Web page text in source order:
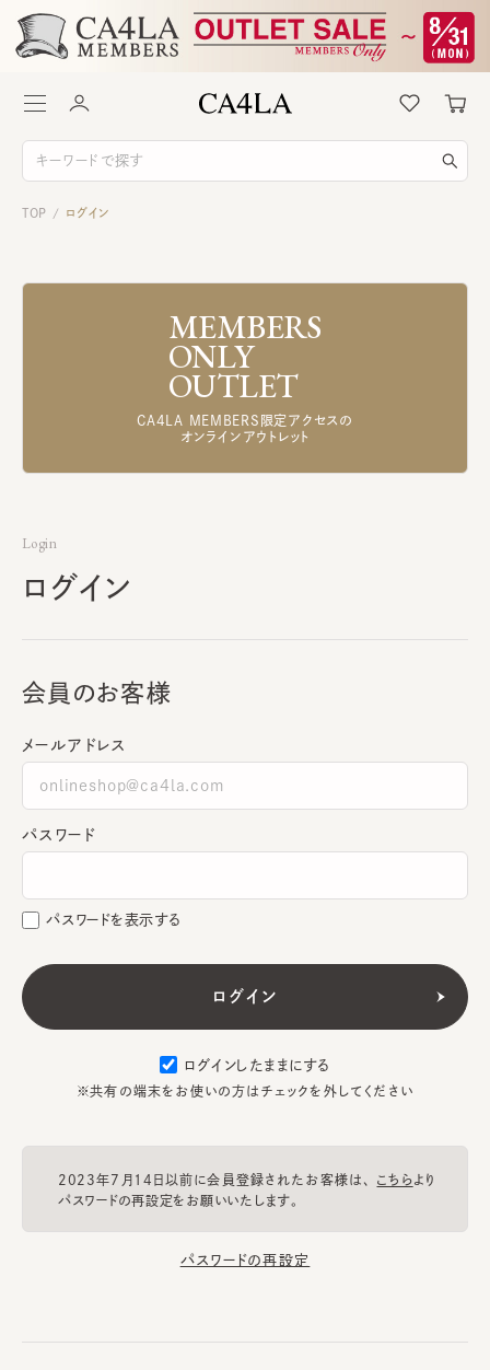
TOP / ログイン
MEMBERS
ONLY
OUTLET
CA4LA MEMBERS限定アクセスの
オンラインアウトレット
Login
ログイン
会員のお客様
メールアドレス
パスワード
パスワードを表示する
ログインしたままにする
※共有の端末をお使いの方はチェックを外してください
2023年7月14日以前に会員登録されたお客様は、 こちらより
パスワードの再設定をお願いいたします。
パスワードの再設定